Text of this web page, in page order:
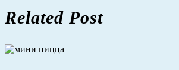
записям
Related Post